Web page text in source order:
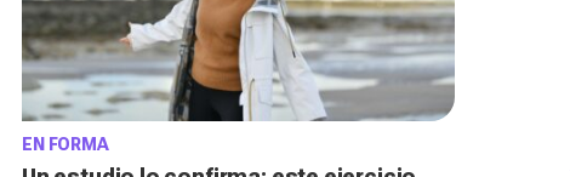
EN FORMA